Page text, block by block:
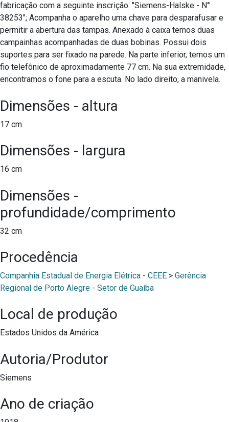
fabricação com a seguinte inscrição: "Siemens-Halske - N°
38253"; Acompanha o aparelho uma chave para desparafusar e
permitir a abertura das tampas. Anexado à caixa temos duas
campainhas acompanhadas de duas bobinas. Possui dois
suportes para ser fixado na parede. Na parte inferior, temos um
fio telefônico de aproximadamente 77 cm. Na sua extremidade,
encontramos o fone para a escuta. No lado direito, a manivela.
Dimensões - altura
17 cm
Dimensões - largura
16 cm
Dimensões -
profundidade/comprimento
32 cm
Procedência
Companhia Estadual de Energia Elétrica - CEEE > Gerência
Regional de Porto Alegre - Setor de Guaíba
Local de produção
Estados Unidos da América
Autoria/Produtor
Siemens
Ano de criação